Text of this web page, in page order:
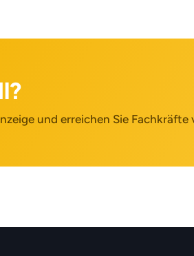
und erreichen Sie Fachkräfte